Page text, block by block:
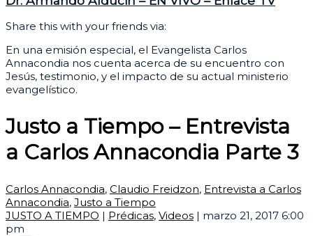
Share this with your friends via:
En una emisión especial, el Evangelista Carlos
Annacondia nos cuenta acerca de su encuentro con
Jesús, testimonio, y el impacto de su actual ministerio
evangelístico.
Justo a Tiempo – Entrevista
a Carlos Annacondia Parte 3
Carlos Annacondia, Claudio Freidzon, Entrevista a Carlos
Annacondia, Justo a Tiempo
JUSTO A TIEMPO | Prédicas, Videos | marzo 21, 2017 6:00
pm